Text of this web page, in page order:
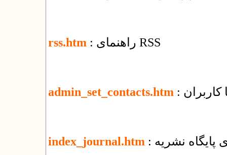
rss.htm : راهنمای RSS
admin_set_contacts.htm کاربران
index_journal.htm پایگاه نشریه